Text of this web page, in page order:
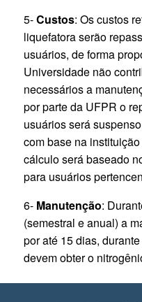
5-Custos: Os custos
liquefatora serão
usuários, de forma
Universidade não
necessários a
por parte da UFPR o
usuários será
com base na
cálculo será baseado
para usuários
6- Manutenção:
(semestral e anual) a
por até 15 dias,
devem obter o